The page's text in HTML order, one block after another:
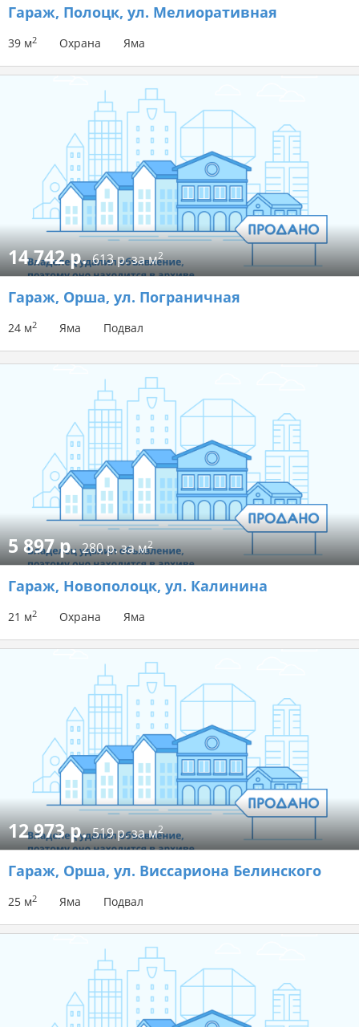
Гараж, Полоцк, ул. Мелиоративная
39 м2 Охрана Яма
14 742 р.613 р. за м2
Гараж, Орша, ул. Пограничная
24 м2 Яма Подвал
5 897 р.280 р. за м2
Гараж, Новополоцк, ул. Калинина
21 м2 Охрана Яма
12 973 р.519 р. за м2
Гараж, Орша, ул. Виссариона Белинского
25 м2 Яма Подвал